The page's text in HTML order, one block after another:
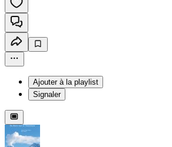
Ajouter à la playlist
Signaler